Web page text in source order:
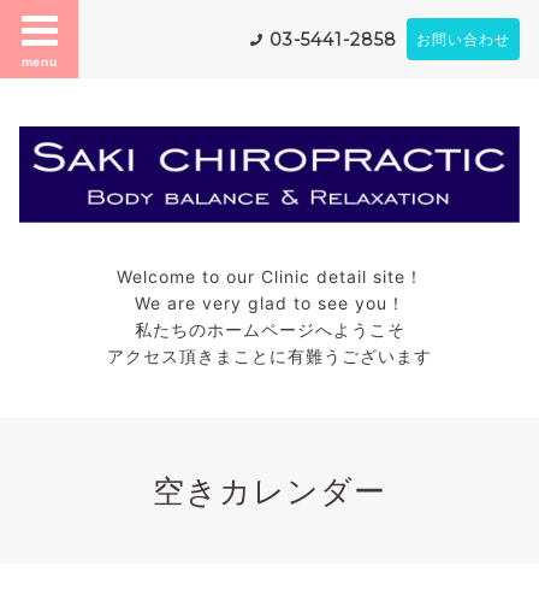
menu
03-5441-2858 お問い合わせ
Welcome to our Clinic detail site！
We are very glad to see you！
私たちのホームページへようこそ
アクセス頂きまことに有難うございます
空きカレンダー